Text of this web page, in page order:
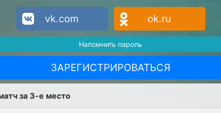
vk.com ok.ru
Напомнить пароль
ЗАРЕГИСТРИРОВАТЬСЯ
за 3-е место